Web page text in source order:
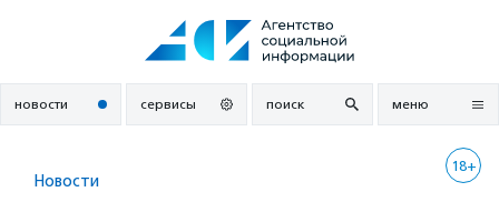
новости сервисы поиск меню
18+
Новости